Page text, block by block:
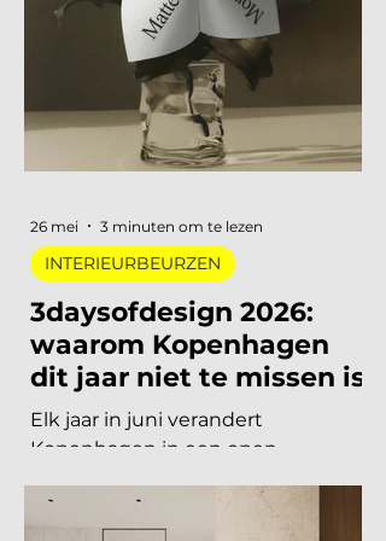
designlegende tot een
tentoonstelling waar je letterlijk
moet bewegen om het werk te
begrijpen. Van digitale pioniers in
een Depot-zaal tot marmer dat
architectuur omvormt tot
tentoonstellingen, verspreid over
Nederland, die de moeite waard
zijn om speci
3daysofdesign 2026:
waarom Kopenhagen
dit jaar niet te missen is
Kopenhagen in een open
tentoonstelling. Showrooms
INTERIEURBEURZEN
26 mei 3 minuten om te lezen